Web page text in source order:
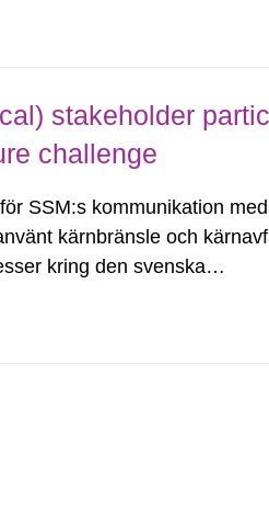
stakeholder
challenge
SSM:s kommunikation med
kärnbränsle och
kring den svenska